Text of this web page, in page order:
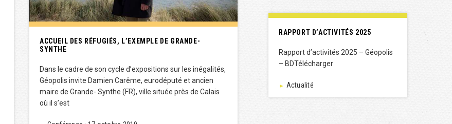
ACCUEIL DES RÉFUGIÉS, L’EXEMPLE DE GRANDE-
SYNTHE
Dans le cadre de son cycle d’expositions sur les inégalités,
Géopolis invite Damien Carême, eurodéputé et ancien
maire de Grande- Synthe (FR), ville située près de Calais
où il s’est
RAPPORT D’ACTIVITÉS 2025
Rapport d’activités 2025 – Géopolis
– BDTélécharger
► Actualité